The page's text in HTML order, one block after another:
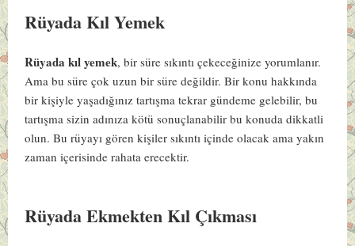
Rüyada Kıl Yemek
Rüyada kıl yemek, bir süre sıkıntı çekeceğinize yorumlanır.
Ama bu süre çok uzun bir süre değildir. Bir konu hakkında
bir kişiyle yaşadığınız tartışma tekrar gündeme gelebilir, bu
tartışma sizin adınıza kötü sonuçlanabilir bu konuda dikkatli
olun. Bu rüyayı gören kişiler sıkıntı içinde olacak ama yakın
zaman içerisinde rahata erecektir.
Rüyada Ekmekten Kıl Çıkması